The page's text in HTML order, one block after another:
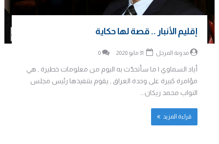
إقليم الأنبار .. قصة لها حكاية
مدونة المرجل 0
أياد السماوي | ما سأتحدّث به اليوم من معلومات خطيرة , هي
مؤامرة كبيرة على وحدة العراق , يقوم بتنفيذها رئيس مجلس
النواب محمد ريكان...
قراءة المزيد